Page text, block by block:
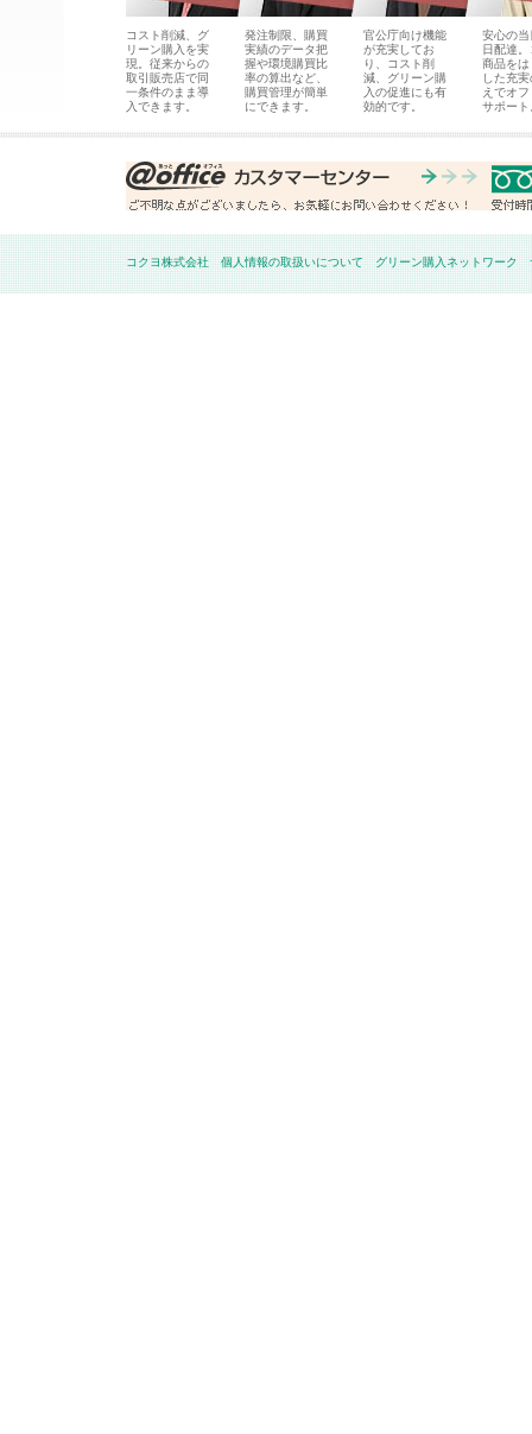
コスト削減、グ
リーン購入を実
現。従来からの
取引販売店で同
一条件のまま導
入できます。
発注制限、購買
実績のデータ把
握や環境購買比
率の算出など、
購買管理が簡単
にできます。
官公庁向け機能
が充実してお
り、コスト削
減、グリーン購
入の促進にも有
効的です。
安心の当
日配達
商品をは
した充
えでオ
サポート
コクヨ株式会社 個人情報の取扱いについて グリーン購入ネットワーク